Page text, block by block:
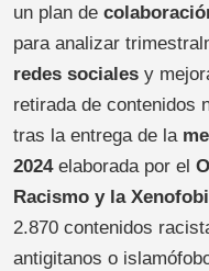
un plan de
para analizar
redes sociales y
retirada de contenidos
tras la entrega de la
2024elaborada por el
Racismo y la
2.870 contenidos
antigitanos o